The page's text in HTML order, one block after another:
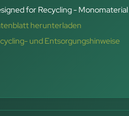
for Recycling -
herunterladen
und Entsorgungshinweise